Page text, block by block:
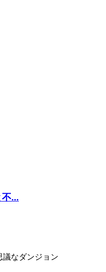
...
議なダンジョン